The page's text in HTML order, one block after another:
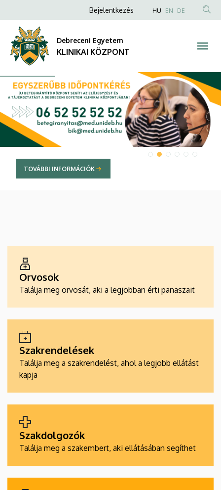
KÖZPONT
Anonim
fiók
menüje
Bejelentkezés HU EN DE
Debreceni Egyetem
KLINIKAI KÖZPONT
DIAVETÍTÉS
INFORMÁCIÓK
SZOLGÁLTATÁSKERESŐK
Orvosok
Találja meg orvosát, aki a legjobban érti panaszait
Szakrendelések
Találja meg a szakrendelést, ahol a legjobb ellátást
kapja
Szakdolgozók
Találja meg a szakembert, aki ellátásában segíthet